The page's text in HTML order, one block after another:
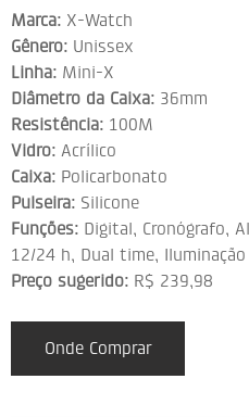
Marca: X-Watch
Gênero: Unissex
Linha: Mini-X
Diâmetro da Caixa: 36mm
Resistência: 100M
Vidro: Acrílico
Caixa: Policarbonato
Pulseira: Silicone
Funções: Digital, Cronógrafo,
12/24 h, Dual time, Iluminação
Preço sugerido: R$ 239,98
Onde Comprar